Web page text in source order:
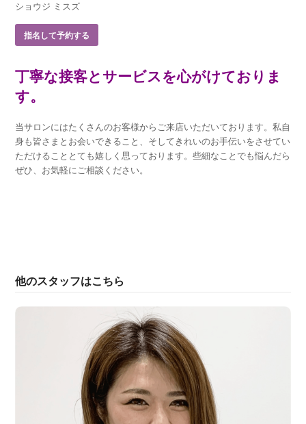
ショウジ ミスズ
指名して予約する
丁寧な接客とサービスを心がけておりま
す。
当サロンにはたくさんのお客様からご来店いただいております。私自
身も皆さまとお会いできること、そしてきれいのお手伝いをさせてい
ただけることとても嬉しく思っております。些細なことでも悩んだら
ぜひ、お気軽にご相談ください。
他のスタッフはこちら